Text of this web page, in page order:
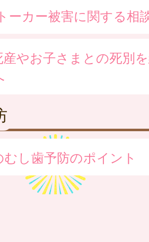
ーカー被害に関する相
産やお子さまとの死別
し歯予防のポイント